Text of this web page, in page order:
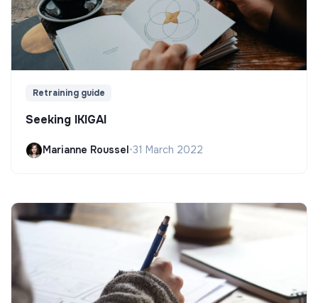
Retraining guide
Seeking IKIGAI
Marianne Roussel •31 March 2022